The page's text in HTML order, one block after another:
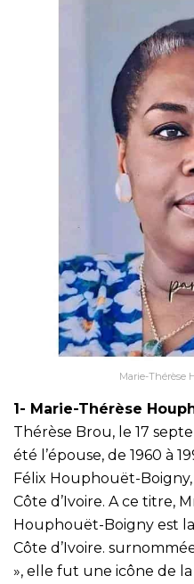
Marie-Thérèse
1- Marie-Thérèse
Thérèse Brou, le 17
été l’épouse, de 1960 à
Félix Houphouët-
Côte d’Ivoire. A ce titre,
Houphouët-Boigny est
Côte d’Ivoire.
», elle fut une icône de